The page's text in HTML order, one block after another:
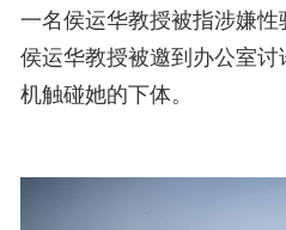
一名侯运华教授被指涉嫌性
侯运华教授被邀到办公室讨
机触碰她的下体。